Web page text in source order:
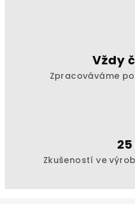
Vždy
Zpracováváme
Zkušeností ve